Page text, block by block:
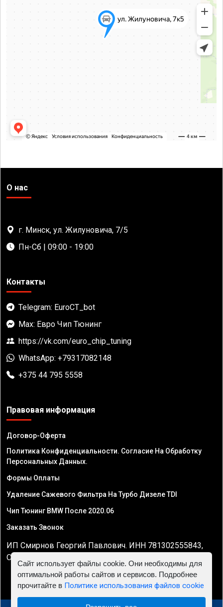
О нас
г. Минск, ул. Жилуновича, 7/5
Пн-Сб | 09:00 - 19:00
Контакты
Telegram: EuroCT_bot
Max: Евро Чип Тюнинг
https://vk.com/euro_chip_tuning
WhatsApp: +79317082148
+375 44 795 5558
Правовая информация
Договор-Оферта
Политика Конфиденциальности. Согласие На Обработку
Персональных Данных.
Формы Оплаты
Удаление Сажевого Фильтра На Турбо Дизеле TDI
Чип Тюнинг BMW После 2020.06
Заказать Звонок
ИП Смирнов Георгий Павлович. ИНН 781302555843,
ОГРНИП 324470400032610
Сайт использует файлы cookie. Они необходимы для
оптимальной работы сайтов и сервисов. Подробнее
прочитайте в Политике использования файлов cookie